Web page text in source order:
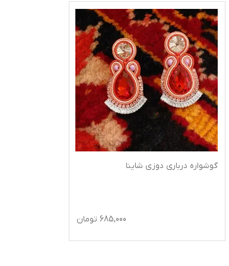
گوشواره جواهر دوزی یاسمین
653,844 تومان